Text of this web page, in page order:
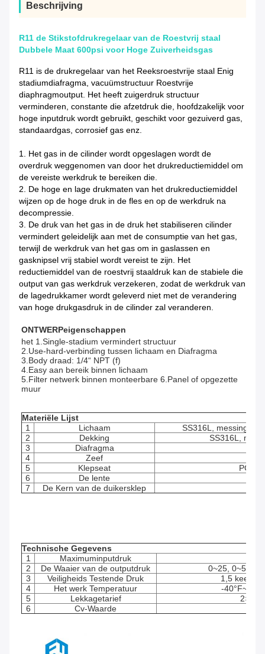
Beschrijving
R11 de Stikstofdrukregelaar van de Roestvrij staal
Dubbele Maat 600psi voor Hoge Zuiverheidsgas
R11 is de drukregelaar van het Reeksroestvrije staal Enig
stadiumdiafragma, vacuümstructuur Roestvrije
diaphragmoutput. Het heeft zuigerdruk structuur
verminderen, constante die afzetdruk die, hoofdzakelijk voor
hoge inputdruk wordt gebruikt, geschikt voor gezuiverd gas,
standaardgas, corrosief gas enz.
1. Het gas in de cilinder wordt opgeslagen wordt de
overdruk weggenomen van door het drukreductiemiddel om
de vereiste werkdruk te bereiken die.
2. De hoge en lage drukmaten van het drukreductiemiddel
wijzen op de hoge druk in de fles en op de werkdruk na
decompressie.
3. De druk van het gas in de druk het stabiliseren cilinder
vermindert geleidelijk aan met de consumptie van het gas,
terwijl de werkdruk van het gas om in gaslassen en
gasknipsel vrij stabiel wordt vereist te zijn. Het
reductiemiddel van de roestvrij staaldruk kan de stabiele die
output van gas werkdruk verzekeren, zodat de werkdruk van
de lagedrukkamer wordt geleverd niet met de verandering
van hoge drukgasdruk in de cilinder zal veranderen.
ONTWERPeigenschappen
het 1.Single-stadium vermindert structuur
2.Use-hard-verbinding tussen lichaam en Diafragma
3.Body draad: 1/4“ NPT (f)
4.Easy aan bereik binnen lichaam
5.Filter netwerk binnen monteerbare 6.Panel of opgezette
muur
Materiële Lijst
1
Lichaam
SS316L, messing,
2
Dekking
SS316L,
3
Diafragma
4
Zeef
5
Klepseat
6
De lente
7
De Kern van de duikersklep
Technische Gegevens
1
Maximuminputdruk
2
De Waaier van de outputdruk
0~25, 0~50,
3
Veiligheids Testende Druk
1,5 keer
4
Het werk Temperatuur
-40°F~
5
Lekkagetarief
2×10-
6
Cv-Waarde